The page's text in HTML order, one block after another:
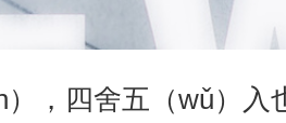
），四舍五（wǔ）